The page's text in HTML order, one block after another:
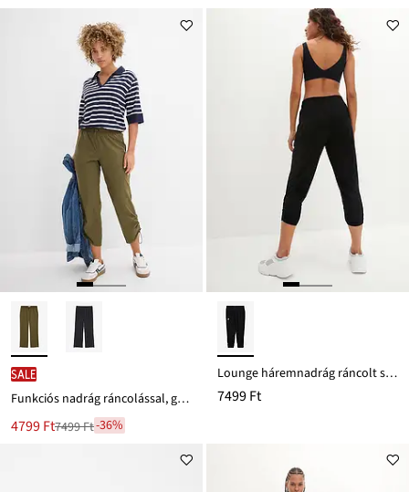
SALE
Funkciós nadrág ráncolással, gyorsan szárad
Új
4799 Ft
Leárazva7499 Ft-36%
Lounge háremnadrág ráncolt szegéllyel az alján
7499 Ft